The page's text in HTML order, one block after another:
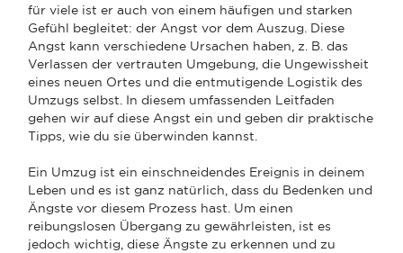
für viele ist er auch von einem häufigen und starken
Gefühl begleitet: der Angst vor dem Auszug. Diese
Angst kann verschiedene Ursachen haben, z. B. das
Verlassen der vertrauten Umgebung, die Ungewissheit
eines neuen Ortes und die entmutigende Logistik des
Umzugs selbst. In diesem umfassenden Leitfaden
gehen wir auf diese Angst ein und geben dir praktische
Tipps, wie du sie überwinden kannst.
Ein Umzug ist ein einschneidendes Ereignis in deinem
Leben und es ist ganz natürlich, dass du Bedenken und
Ängste vor diesem Prozess hast. Um einen
reibungslosen Übergang zu gewährleisten, ist es
jedoch wichtig, diese Ängste zu erkennen und zu